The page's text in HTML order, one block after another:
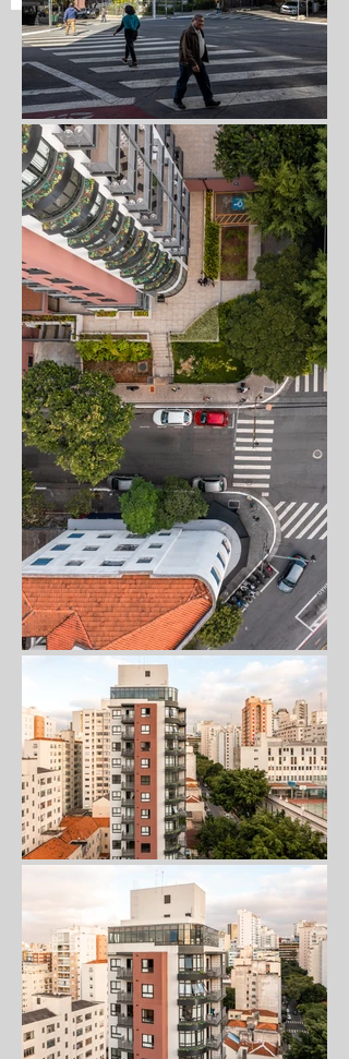
13º Pavto